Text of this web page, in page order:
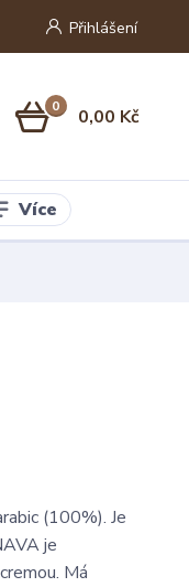
Přihlášení
0 0,00 Kč
Více
(100%). Je
je
Má